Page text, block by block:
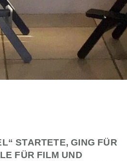
STARTETE, GING FÜR
FÜR FILM UND